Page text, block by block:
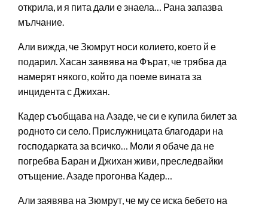
открила, и я пита дали е знаела… Рана запазва
мълчание.
Али вижда, че Зюмрут носи колието, което й е
подарил. Хасан заявява на Фърат, че трябва да
намерят някого, който да поеме вината за
инцидента с Джихан.
Кадер съобщава на Азаде, че си е купила билет за
родното си село. Прислужницата благодари на
господарката за всичко… Моли я обаче да не
погребва Баран и Джихан живи, преследвайки
отъщение. Азаде прогонва Кадер…
Али заявява на Зюмрут, че му се иска бебето на